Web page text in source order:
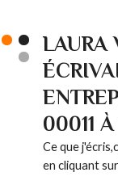
LAURA
00011
Ce que
en cliquant